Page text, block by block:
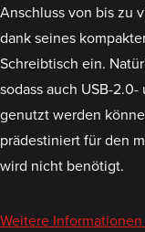
Anschluss von bis zu
dank seines
Schreibtisch ein.
sodass auch USB-
genutzt werden
prädestiniert für den
wird nicht benötigt.
Weitere